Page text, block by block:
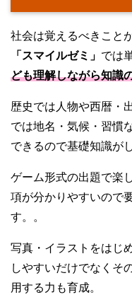
社会は覚えるべきこと
「スマイルゼミ」 では
ども理解しながら知識
歴史では人物や西暦・
では地名・気候・習慣
できるので基礎知識が
ゲーム形式の出題で楽
項が分かりやすいので
す。。
写真・イラストをはじ
しやすいだけでなくそ
用する力も育成。